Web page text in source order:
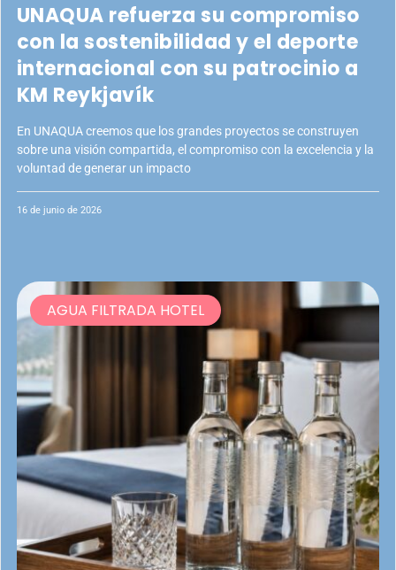
UNAQUA refuerza su compromiso
con la sostenibilidad y el deporte
internacional con su patrocinio a
KM Reykjavík
En UNAQUA creemos que los grandes proyectos se construyen
sobre una visión compartida, el compromiso con la excelencia y la
voluntad de generar un impacto
16 de junio de 2026
AGUA FILTRADA HOTEL